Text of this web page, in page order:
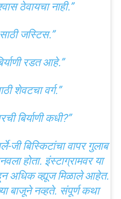
ठेवायचा नाही.”
साठी जस्टिस.”
रडत आहे.”
शेवटचा वर्ग.”
बिर्याणी कधी?”
जी बिस्किटांचा वापर गुलाब
होता. इंस्टाग्रामवर या
अधिक व्ह्यूज मिळाले आहेत.
बाजूने नव्हते. संपूर्ण कथा